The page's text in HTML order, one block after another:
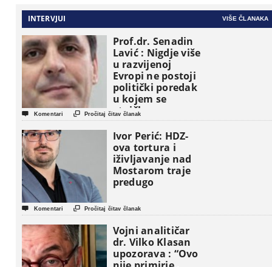
INTERVJUI VIŠE ČLANAKA
Prof.dr. Senadin
Lavić : Nigdje više
u razvijenoj
Evropi ne postoji
politički poredak
u kojem se
etničke grupe
pojavljuju kao
osnovne
političke jedinice
 Komentari  Pročitaj čitav članak
Ivor Perić: HDZ-
ova tortura i
iživljavanje nad
Mostarom traje
predugo
 Komentari  Pročitaj čitav članak
Vojni analitičar
dr. Vilko Klasan
upozorava : “Ovo